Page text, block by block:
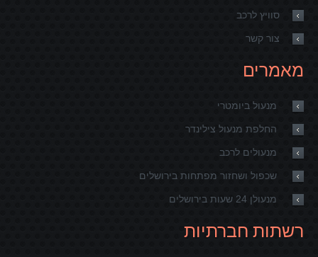
סוויץ לרכב
צור קשר
מאמרים
מנעול ביומטרי
החלפת מנעול צילינדר
מנעולים לרכב
שכפול ושחזור מפתחות בירושלים
מנעולן 24 שעות בירושלים
רשתות חברתיות